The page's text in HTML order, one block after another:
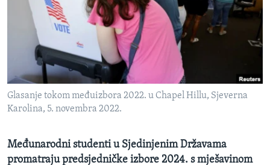
MAGAZIN
O GLASU AMERIKE
Learning English
PRATITE NAS
Jezici
Glasanje tokom međuizbora 2022. u Chapel Hillu, Sjeverna
Karolina, 5. novembra 2022.
Međunarodni studenti u Sjedinjenim Državama
promatraju predsjedničke izbore 2024. s mješavinom